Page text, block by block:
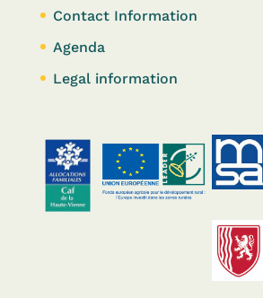
Contact Information
Agenda
Legal information